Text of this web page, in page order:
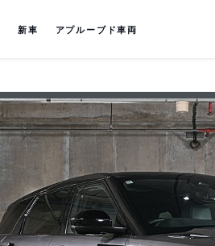
新車 アプルーブド車両